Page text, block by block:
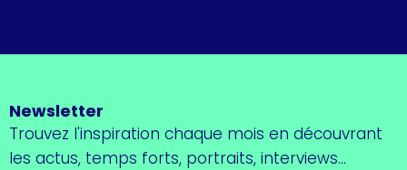
Newsletter
Trouvez l'inspiration chaque mois en découvrant
les actus, temps forts, portraits, interviews...